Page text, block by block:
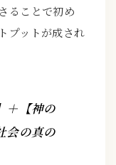
ることで初め
プットが成され
＋【神の
会の真の